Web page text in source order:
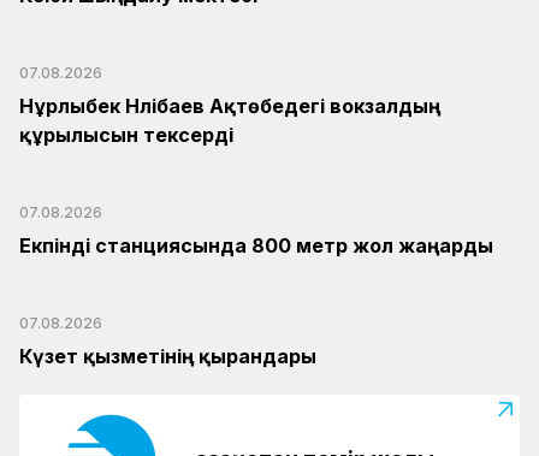
07.08.2026
Нұрлыбек Нәлібаев Ақтөбедегі вокзалдың
құрылысын тексерді
07.08.2026
Екпінді станциясында 800 метр жол жаңарды
07.08.2026
Күзет қызметінің қырандары